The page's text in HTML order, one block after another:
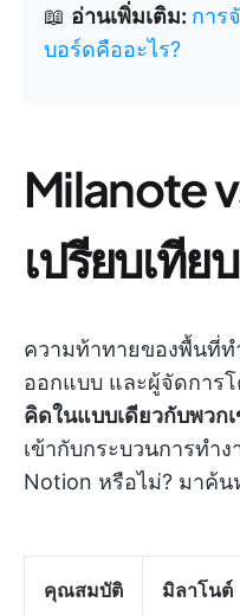
📖 อ่านเพิ่มเติม: การ
บอร์ดคืออะไร?
Milanote
เปรียบเที
ความท้าทายของพื้นที่ท
ออกแบบ และผู้จัดการ
คิดในแบบเดียวกับพวก
เข้ากับกระบวนการทำ
Notion หรือไม่? มาค้
คุณสมบัติ มิลาโนต์